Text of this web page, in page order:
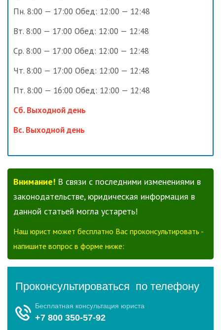
Пн. 8:00 — 17:00 Обед: 12:00 — 12:48
Вт. 8:00 — 17:00 Обед: 12:00 — 12:48
Ср. 8:00 — 17:00 Обед: 12:00 — 12:48
Чт. 8:00 — 17:00 Обед: 12:00 — 12:48
Пт. 8:00 — 16:00 Обед: 12:00 — 12:48
Сб. Выходной день
Вс. Выходной день
Внимание! В связи с последними изменениями в
законодательстве, юридическая информация в
данной статьей могла устареть!
Наш юрист может бесплатно Вас проконсультировать -
напишите вопрос в форме ниже: